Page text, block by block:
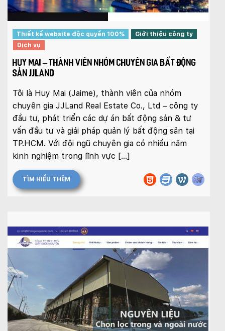
Thiết kế website độc quyền 100%
Giới thiệu công ty
Dịch vụ
HUY MAI – THÀNH VIÊN NHÓM CHUYÊN GIA BẤT ĐỘNG
SẢN JJLAND
Tôi là Huy Mai (Jaime), thành viên của nhóm
chuyên gia JJLand Real Estate Co., Ltd – công ty
đầu tư, phát triển các dự án bất động sản & tư
vấn đầu tư và giải pháp quản lý bất động sản tại
TP.HCM. Với đội ngũ chuyên gia có nhiều năm
kinh nghiệm trong lĩnh vực […]
TÌM HIỂU THÊM
Quý khách vui lòng đăng nhập vào hệ thống
quản lý dự án để theo dõi tiến độ.
Website:quanly.mona.media